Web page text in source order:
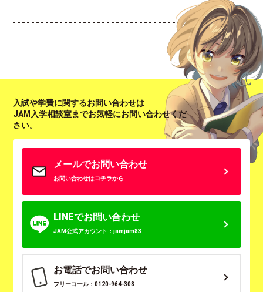
入試や学費に関するお問い合わせは
JAM入学相談室までお気軽にお問い合わせくだ
さい。
メールでお問い合わせ
お問い合わせはコチラから
LINEでお問い合わせ
JAM公式アカウント：jamjam83
お電話でお問い合わせ
フリーコール：0120-964-308